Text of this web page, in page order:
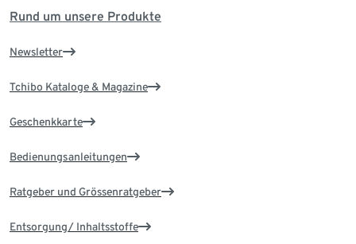
Rund um unsere Produkte
Newsletter
Tchibo Kataloge & Magazine
Geschenkkarte
Bedienungsanleitungen
Ratgeber und Grössenratgeber
Entsorgung/ Inhaltsstoffe